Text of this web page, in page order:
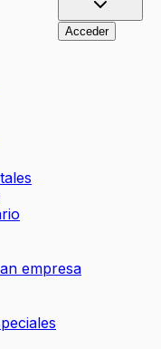
Acceder
empresa